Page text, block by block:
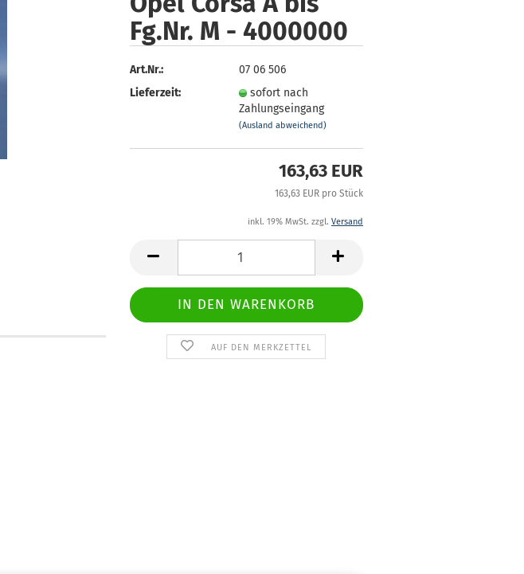
Fg.Nr. M - 4000000
Art.Nr.:
07 06 506
Lieferzeit:
sofort nach
Zahlungseingang
(Ausland abweichend)
163,63 EUR
163,63 EUR pro Stück
inkl. 19% MwSt. zzgl. Versand
AUF DEN MERKZETTEL